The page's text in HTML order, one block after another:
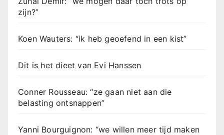
zijn?”
Koen Wauters: “ik heb geoefend in een kist”
Dit is het dieet van Evi Hanssen
Conner Rousseau: “ze gaan niet aan die
belasting ontsnappen”
Yanni Bourguignon: “we willen meer tijd maken